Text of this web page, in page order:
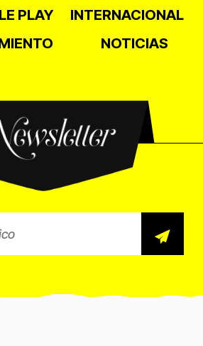
PLAY
INTERNACIONAL
NOTICIAS